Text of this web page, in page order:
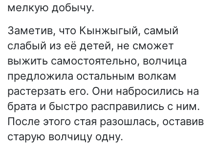
мелкую добычу.
Заметив, что Кынжыгый, самый
слабый из её детей, не сможет
выжить самостоятельно, волчица
предложила остальным волкам
растерзать его. Они набросились на
брата и быстро расправились с ним.
После этого стая разошлась, оставив
старую волчицу одну.